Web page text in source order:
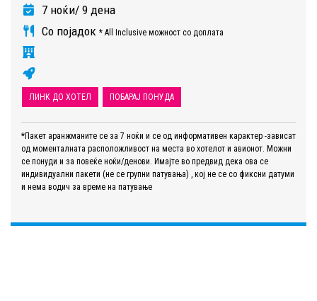
7 ноќи/ 9 дена
Со појадок * All Inclusive можност со доплата
ЛИНК ДО ХОТЕЛ ПОБАРАЈ ПОНУДА
*Пакет аранжманите се за 7 ноќи и се од информативен карактер -зависат
од моменталната расположливост на места во хотелот и авионот. Можни
се понуди и за повеќе ноќи/денови. Имајте во предвид дека ова се
индивидуални пакети (не се групни патувања) , кој не се со фиксни датуми
и нема водич за време на патување